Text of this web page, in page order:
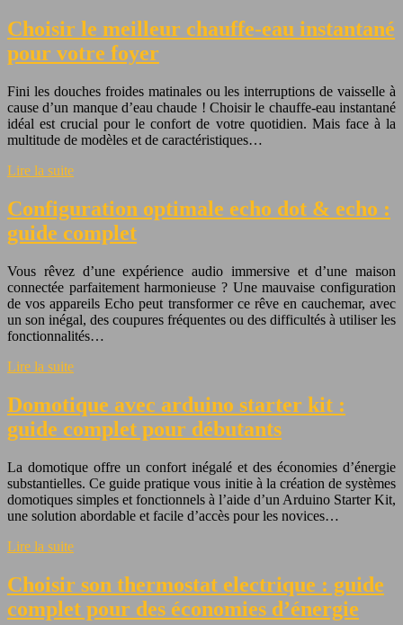
Choisir le meilleur chauffe-eau instantané
pour votre foyer
Fini les douches froides matinales ou les interruptions de vaisselle à
cause d’un manque d’eau chaude ! Choisir le chauffe-eau instantané
idéal est crucial pour le confort de votre quotidien. Mais face à la
multitude de modèles et de caractéristiques…
Lire la suite
Configuration optimale echo dot & echo :
guide complet
Vous rêvez d’une expérience audio immersive et d’une maison
connectée parfaitement harmonieuse ? Une mauvaise configuration
de vos appareils Echo peut transformer ce rêve en cauchemar, avec
un son inégal, des coupures fréquentes ou des difficultés à utiliser les
fonctionnalités…
Lire la suite
Domotique avec arduino starter kit :
guide complet pour débutants
La domotique offre un confort inégalé et des économies d’énergie
substantielles. Ce guide pratique vous initie à la création de systèmes
domotiques simples et fonctionnels à l’aide d’un Arduino Starter Kit,
une solution abordable et facile d’accès pour les novices…
Lire la suite
Choisir son thermostat electrique : guide
complet pour des économies d’énergie